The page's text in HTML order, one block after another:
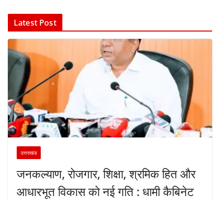
Latest Post
उत्तराखंड
जनकल्याण, रोजगार, शिक्षा, श्रमिक हित और
आधारभूत विकास को नई गति : धामी कैबिनेट